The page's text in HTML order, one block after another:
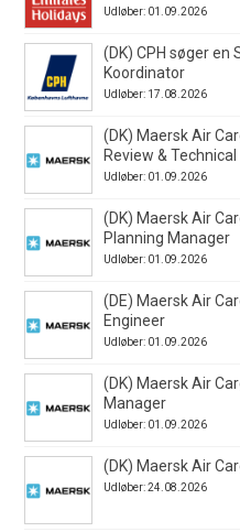
Udløber: 01.09.2026
(DK) CPH søger
Koordinator
Udløber: 17.08.2026
(DK) Maersk Air
Review &
Udløber: 01.09.2026
(DK) Maersk Air
Planning Manager
Udløber: 01.09.2026
(DE) Maersk Air
Engineer
Udløber: 01.09.2026
(DK) Maersk Air
Manager
Udløber: 01.09.2026
(DK) Maersk Air
Udløber: 24.08.2026